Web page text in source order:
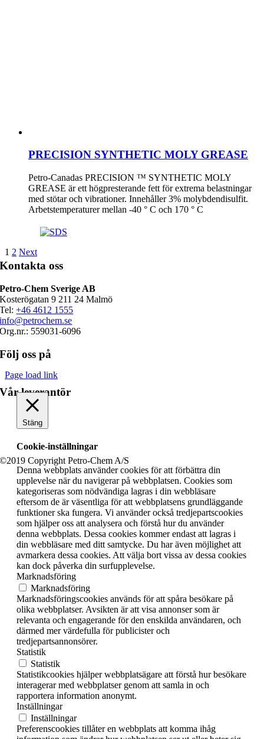
PRECISION SYNTHETIC MOLY GREASE
Petro-Canadas PRECISION ™ SYNTHETIC MOLY
GREASE är ett högpresterande fett för extrema belastningar
med stötar och vibrationer. Innehåller 3% molybdendisulfit.
Arbetstemperaturer mellan -40 ° C och 170 ° C
1 2 Next
Kontakta oss
Petro-Chem Sverige AB
Kosterögatan 9 211 24 Malmö
Tel:+46 4612 1555
info@petrochem.se
Org.nr.: 559031-6096
Följ oss på
Vår leverantör
©2019 Copyright Petro-Chem A/S
Page load link
Stäng
Cookie-inställningar
Denna webbplats använder cookies för att förbättra din
upplevelse när du navigerar på webbplatsen. Cookies som
kategoriseras som nödvändiga lagras i din webbläsare
eftersom de är väsentliga för att webbplatsens grundläggande
funktioner ska fungera. Vi använder också tredjepartscookies
som hjälper oss att analysera och förstå hur du använder
denna webbplats. Dessa cookies kommer endast att lagras i
din webbläsare med ditt samtycke. Du har även möjlighet att
avmarkera dessa cookies. Att välja bort vissa av dessa cookies
kan dock påverka din surfupplevelse.
Marknadsföring
Marknadsföring
Marknadsföringscookies används för att spåra besökare på
olika webbplatser. Avsikten är att visa annonser som är
relevanta och engagerande för den enskilda användaren, och
därmed mer värdefulla för publicister och
tredjepartsannonsörer.
Statistik
Statistik
Statistikcookies hjälper webbplatsägare att förstå hur besökare
interagerar med webbplatser genom att samla in och
rapportera information anonymt.
Inställningar
Inställningar
Preferenscookies tillåter en webbplats att komma ihåg